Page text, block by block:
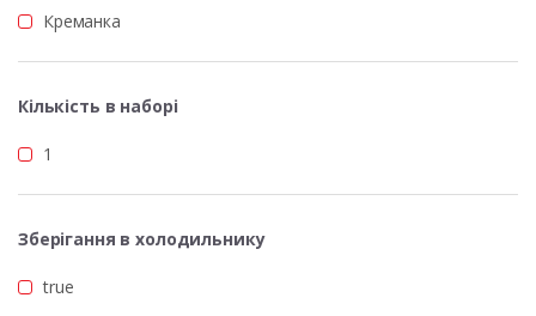
Креманка
Кількість в наборі
1
Зберігання в холодильнику
true